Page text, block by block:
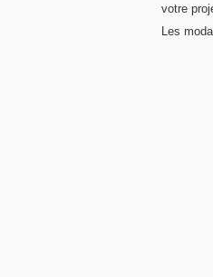
votre
Les